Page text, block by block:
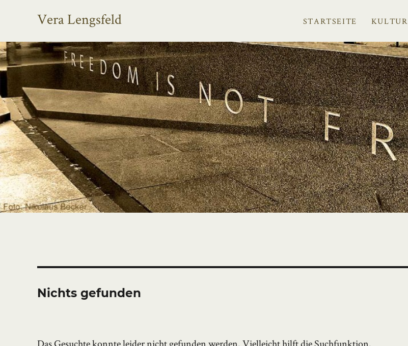
Vera Lengsfeld STARTSEITE KULTUR
Nichts gefunden